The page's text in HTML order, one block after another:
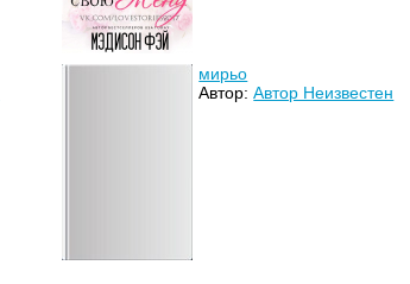
мирьо
Автор:Автор Неизвестен